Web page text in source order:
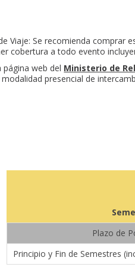
Viaje: Se recomienda comprar
cobertura a todo evento
página web del Ministerio de
presencial de
Plazo de
Principio y Fin de Semestres